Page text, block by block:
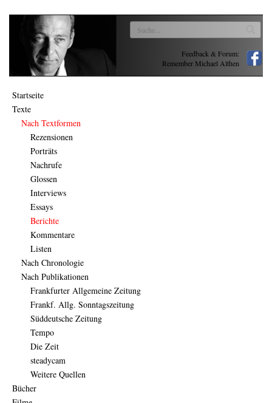
Feedback & Forum:
Remember Michael Althen
Startseite
Texte
Nach Textformen
Rezensionen
Porträts
Nachrufe
Glossen
Interviews
Essays
Berichte
Kommentare
Listen
Nach Chronologie
Nach Publikationen
Frankfurter Allgemeine Zeitung
Frankf. Allg. Sonntagszeitung
Süddeutsche Zeitung
Tempo
Die Zeit
steadycam
Weitere Quellen
Bücher